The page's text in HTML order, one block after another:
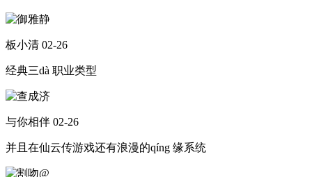
板小清 02-26
经典三dà 职业类型
与你相伴 02-26
并且在仙云传游戏还有浪漫的qíng 缘系统